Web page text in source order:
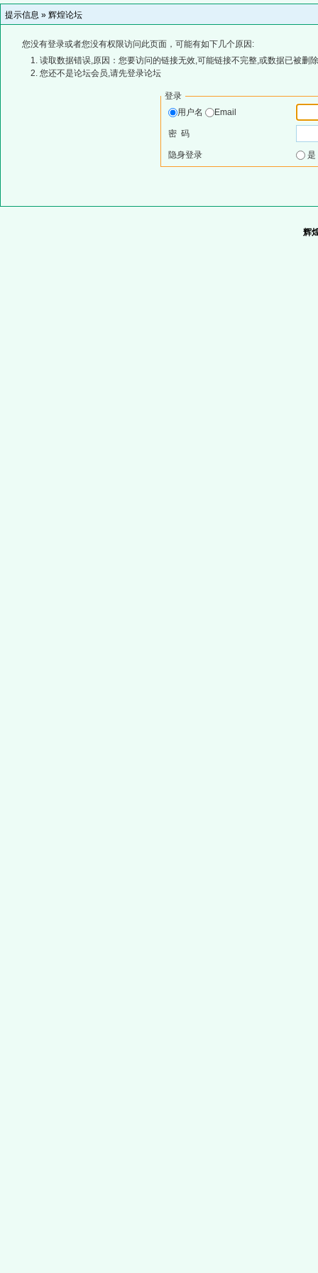
提示信息 » 辉煌论坛
您没有登录或者您没有权限访问此页面，可能有如下几个原因:
读取数据错误,原因：您要访问的链接无效,可能链接不完整,或数据已被删
您还不是论坛会员,请先登录论坛
登录
用户名
Email
密 码
隐身登录
辉